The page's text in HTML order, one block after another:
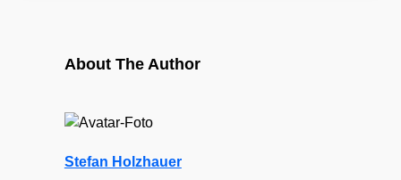
About The Author
Stefan Holzhauer